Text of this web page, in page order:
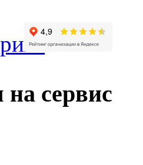
на сервис